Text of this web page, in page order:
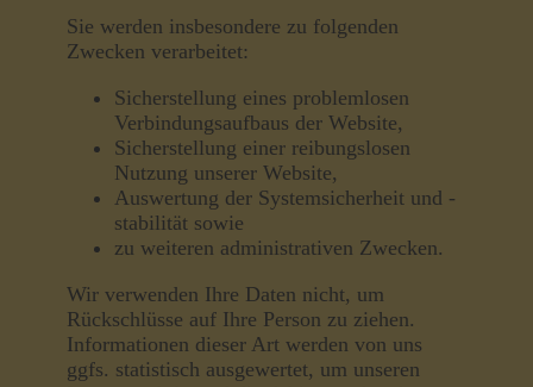
Sie werden insbesondere zu folgenden
Zwecken verarbeitet:
Sicherstellung eines problemlosen
Verbindungsaufbaus der Website,
Sicherstellung einer reibungslosen
Nutzung unserer Website,
Auswertung der Systemsicherheit und -
stabilität sowie
zu weiteren administrativen Zwecken.
Wir verwenden Ihre Daten nicht, um
Rückschlüsse auf Ihre Person zu ziehen.
Informationen dieser Art werden von uns
ggfs. statistisch ausgewertet, um unseren